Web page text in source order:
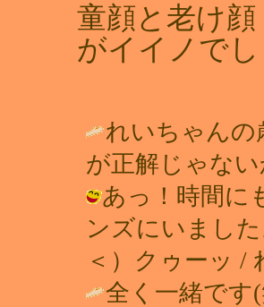
童顔と老け
がイイノで
れいちゃんの
が正解じゃな
あっ！時間に
ンズにいまし
＜）クゥーッ /
全く一緒です